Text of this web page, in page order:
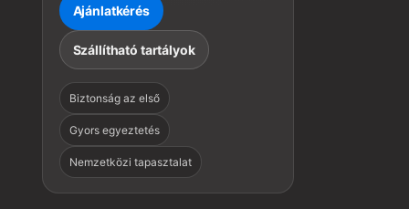
Ajánlatkérés
Szállítható tartályok
Biztonság az első
Gyors egyeztetés
Nemzetközi tapasztalat